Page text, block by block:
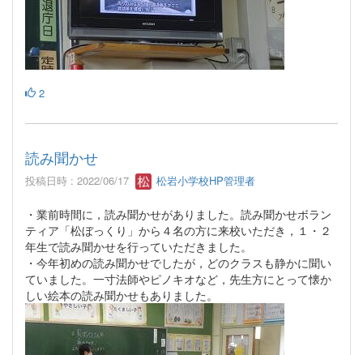
2
読み聞かせ
投稿日時 : 2022/06/17 松岩小学校HP管理者
・業前時間に，読み聞かせがありました。読み聞かせボラン
ティア「松ぼっくり」から４名の方に来校いただき，１・２
年生で読み聞かせを行っていただきました。
・今年初めの読み聞かせでしたが，どのクラスも静かに聞い
ていました。一寸法師やピノキオなど，先生方にとって懐か
しい絵本の読み聞かせもありました。